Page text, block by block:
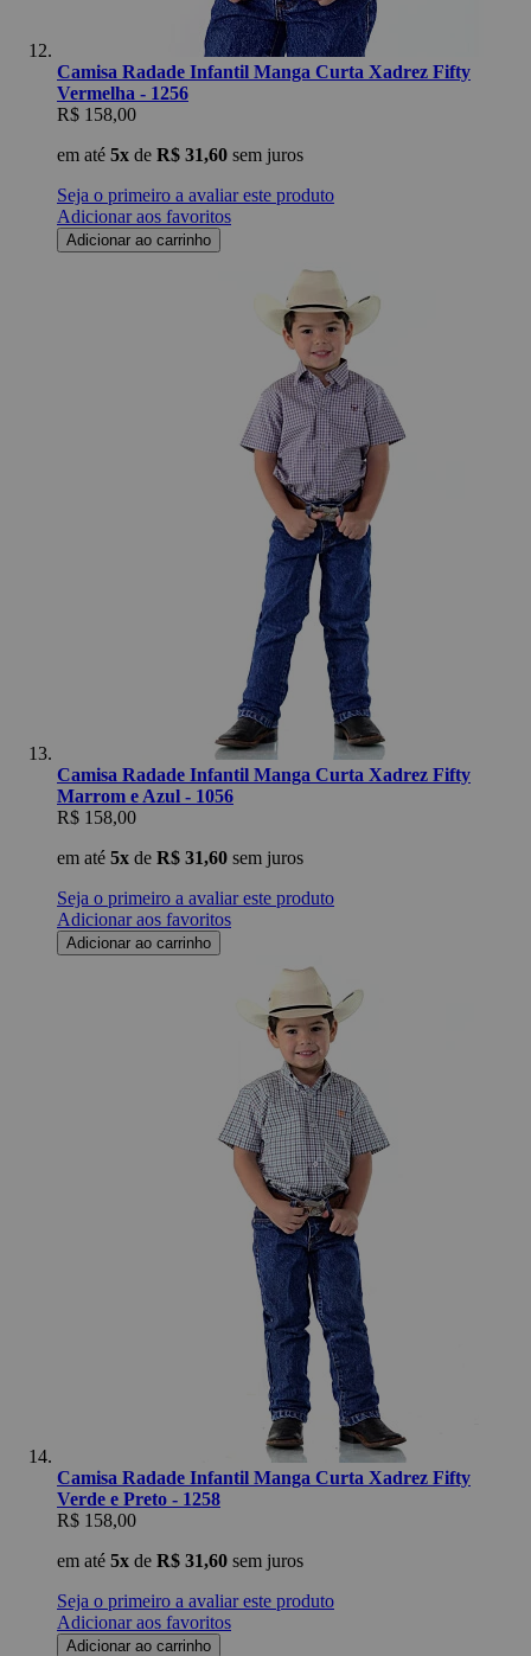
Camisa Radade Infantil Manga Curta Xadrez Fifty
Vermelha - 1256
R$ 158,00
em até 5x de R$ 31,60 sem juros
Seja o primeiro a avaliar este produto
Adicionar aos favoritos
Adicionar ao carrinho
Camisa Radade Infantil Manga Curta Xadrez Fifty
Marrom e Azul - 1056
R$ 158,00
em até 5x de R$ 31,60 sem juros
Seja o primeiro a avaliar este produto
Adicionar aos favoritos
Adicionar ao carrinho
Camisa Radade Infantil Manga Curta Xadrez Fifty
Verde e Preto - 1258
R$ 158,00
em até 5x de R$ 31,60 sem juros
Seja o primeiro a avaliar este produto
Adicionar aos favoritos
Adicionar ao carrinho